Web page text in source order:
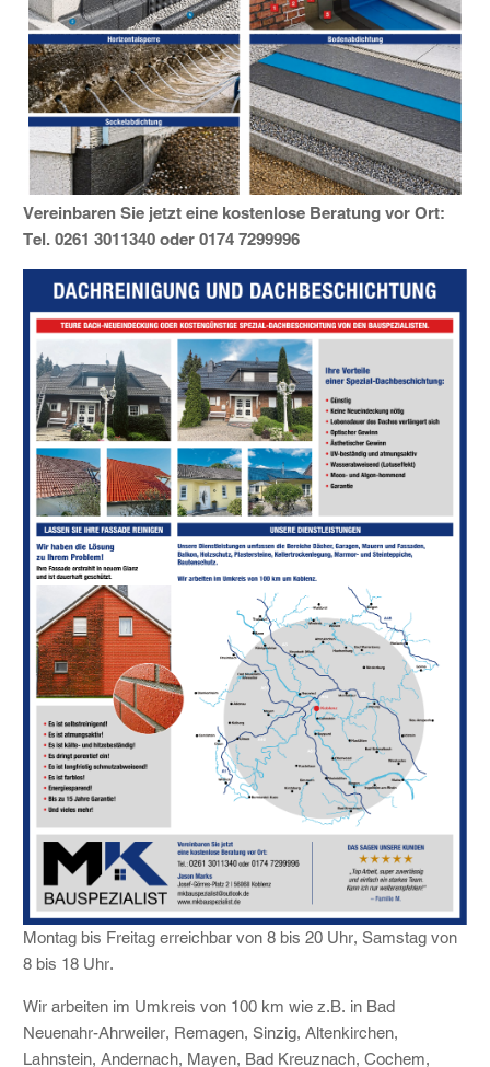
Vereinbaren Sie jetzt eine kostenlose Beratung vor Ort:
Tel. 0261 3011340 oder 0174 7299996
Montag bis Freitag erreichbar von 8 bis 20 Uhr, Samstag von
8 bis 18 Uhr.
Wir arbeiten im Umkreis von 100 km wie z.B. in Bad
Neuenahr-Ahrweiler, Remagen, Sinzig, Altenkirchen,
Lahnstein, Andernach, Mayen, Bad Kreuznach, Cochem,